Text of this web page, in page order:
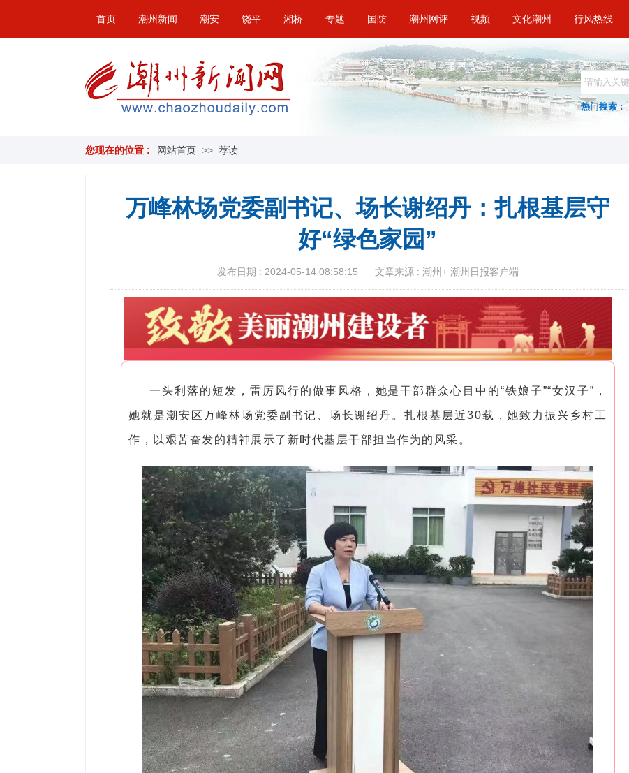
首页 潮州新闻 潮安 饶平 湘桥 专题 国防 潮州网评 视频 文化潮州 行风热线
热门搜索 :
您现在的位置 : 网站首页 >> 荐读
万峰林场党委副书记、场长谢绍丹：扎根基层守
好“绿色家园”
发布日期 : 2024-05-14 08:58:15 文章来源 : 潮州+ 潮州日报客户端
一头利落的短发，雷厉风行的做事风格，她是干部群众心目中的“铁娘子”“女汉子”，
她就是潮安区万峰林场党委副书记、场长谢绍丹。扎根基层近30载，她致力振兴乡村工
作，以艰苦奋发的精神展示了新时代基层干部担当作为的风采。